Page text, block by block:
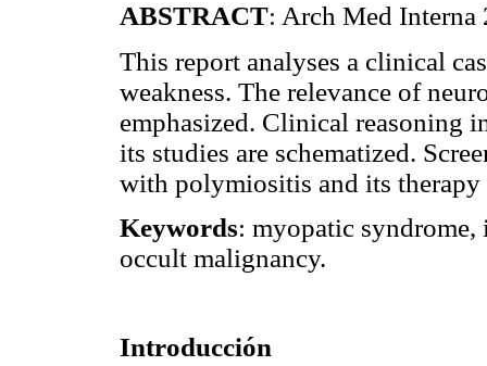
ABSTRACT: Arch Med
This report analyses a clinical
weakness. The relevance of
emphasized. Clinical reasoning
its studies are schematized.
with polymiositis and its
Keywords: myopatic
occult malignancy.
Introducción